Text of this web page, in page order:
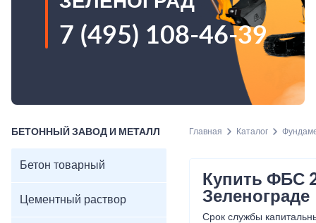
7 (495) 108-46-39
БЕТОННЫЙ ЗАВОД И МЕТАЛЛ
Бетон товарный
Цементный раствор
Главная Каталог
Купить ФБС
Зеленограде
Срок службы